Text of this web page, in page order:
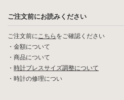
ご注文前にお読みください
ご注文前にこちら をご確認ください
・ 金額について
・ 商品について
・ 時計ブレスサイズ調整について
・ 時計の修理につい